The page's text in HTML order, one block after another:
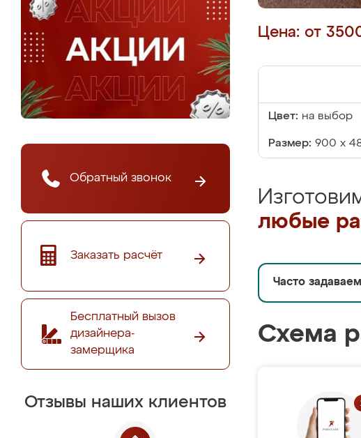
Обратный звонок
Заказать расчёт
Бесплатный вызов
дизайнера-
замерщика
Отзывы наших клиентов
Цена: от
Цвет: на выбор
Размер: 900 х
любые
Часто
Схема